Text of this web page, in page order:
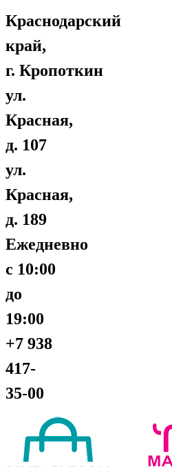
Краснодарский
край,
г. Кропоткин
ул.
Красная,
д. 107
ул.
Красная,
д. 189
Ежедневно
с 10:00
до
19:00
+7 938
417-
35-00